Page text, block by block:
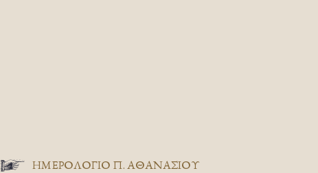
ΗΜΕΡΟΛΟΓΙΟ Π. ΑΘΑΝΑΣΙΟΥ